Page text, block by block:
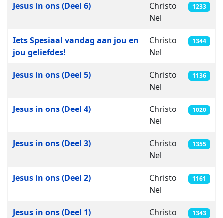
Jesus in ons (Deel 6)
Christo
Nel
1233
Iets Spesiaal vandag aan jou en
jou geliefdes!
Christo
Nel
1344
Jesus in ons (Deel 5)
Christo
Nel
1136
Jesus in ons (Deel 4)
Christo
Nel
1020
Jesus in ons (Deel 3)
Christo
Nel
1355
Jesus in ons (Deel 2)
Christo
Nel
1161
Jesus in ons (Deel 1)
Christo
1343